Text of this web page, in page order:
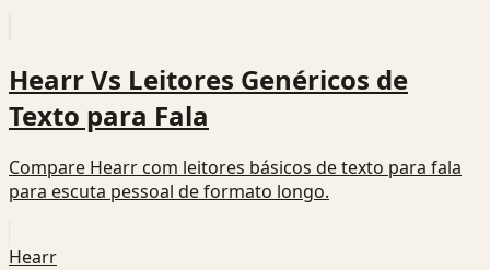
Hearr Vs Leitores Genéricos de
Texto para Fala
Compare Hearr com leitores básicos de texto para fala
para escuta pessoal de formato longo.
Hearr